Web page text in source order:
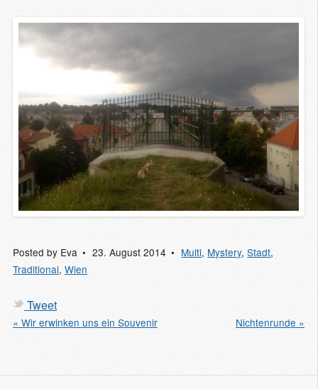
Posted by Eva 23. August 2014 Multi, Mystery,Stadt,
Traditional, Wien
Tweet
« Wir erwinken uns ein Souvenir Nichtenrunde »